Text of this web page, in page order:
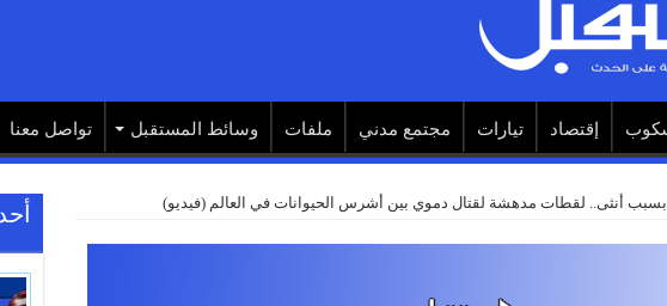
إقتصاد تيارات مجتمع مدني ملفات وسائط المستقبل تواصل معنا
بسبب أنثى.. لقطات مدهشة لقتال دموي بين أشرس الحيوانات في العالم (فيديو)